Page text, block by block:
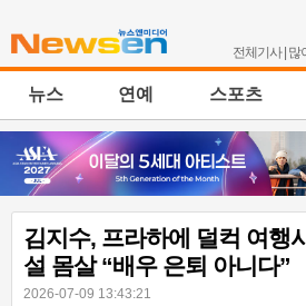
전체기사| 많
뉴스 연예 스포츠
김지수, 프라하에 덜컥 여행
설 몸살 “배우 은퇴 아니다”
2026-07-09 13:43:21